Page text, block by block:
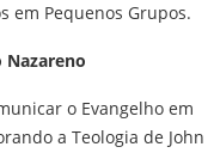
em Pequenos Grupos.
o Evangelho em
a Teologia de John